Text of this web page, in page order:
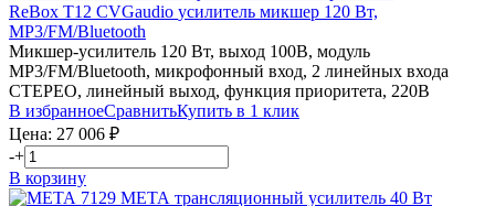
ReBox T12 CVGaudio усилитель микшер 120 Вт,
MP3/FM/Bluetooth
Микшер-усилитель 120 Вт, выход 100В, модуль
MP3/FM/Bluetooth, микрофонный вход, 2 линейных входа
СТЕРЕО, линейный выход, функция приоритета, 220В
В избранноеСравнитьКупить в 1 клик
Цена: 27 006 ₽
-+
В корзину